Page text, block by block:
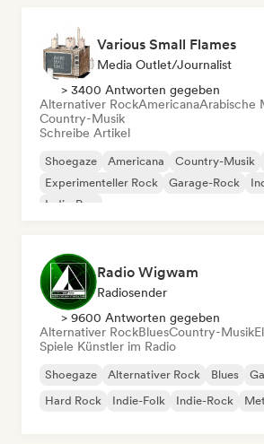
Various Small Flames
Media Outlet/Journalist
> 3400 Antworten gegeben
Alternativer RockAmericanaArabische
Country-Musik
Schreibe Artikel
Shoegaze Americana Country-Musik
Experimenteller Rock
Garage-Rock
Indie-Pop
Radio Wigwam
Radiosender
> 9600 Antworten gegeben
Alternativer RockBluesCountry-Musik
Spiele Künstler im Radio
Shoegaze Alternativer Rock Blues
Hard Rock
Indie-Folk Indie-Rock